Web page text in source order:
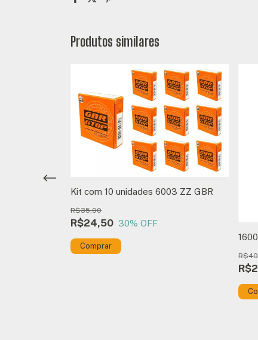
Produtos similares
Kit com 10 unidades 6003 ZZ GBR
R$24,50
R$35,00
30% OFF